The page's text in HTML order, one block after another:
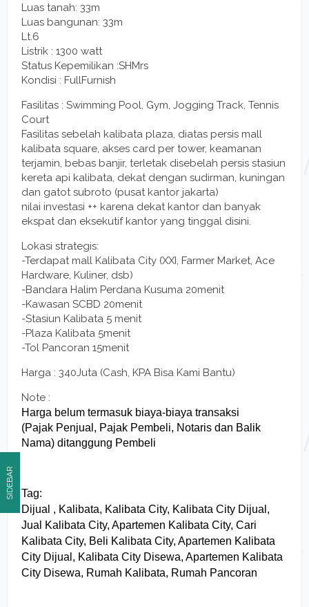
Luas tanah: 33m
Luas bangunan: 33m
Lt.6
Listrik : 1300 watt
Status Kepemilikan :SHMrs
Kondisi : FullFurnish
Fasilitas : Swimming Pool, Gym, Jogging Track, Tennis
Court
Fasilitas sebelah kalibata plaza, diatas persis mall
kalibata square, akses card per tower, keamanan
terjamin, bebas banjir, terletak disebelah persis stasiun
kereta api kalibata, dekat dengan sudirman, kuningan
dan gatot subroto (pusat kantor jakarta)
nilai investasi ++ karena dekat kantor dan banyak
ekspat dan eksekutif kantor yang tinggal disini.
Lokasi strategis:
-Terdapat mall Kalibata City (XXI, Farmer Market, Ace
Hardware, Kuliner, dsb)
-Bandara Halim Perdana Kusuma 20menit
-Kawasan SCBD 20menit
-Stasiun Kalibata 5 menit
-Plaza Kalibata 5menit
-Tol Pancoran 15menit
Harga : 340Juta (Cash, KPA Bisa Kami Bantu)
Note :
Harga belum termasuk biaya-biaya transaksi
(Pajak Penjual, Pajak Pembeli, Notaris dan Balik
Nama) ditanggung Pembeli
Tag:
Dijual , Kalibata, Kalibata City, Kalibata City Dijual,
Jual Kalibata City, Apartemen Kalibata City, Cari
Kalibata City, Beli Kalibata City, Apartemen Kalibata
City Dijual, Kalibata City Disewa, Apartemen Kalibata
City Disewa, Rumah Kalibata, Rumah Pancoran
SIDEBAR